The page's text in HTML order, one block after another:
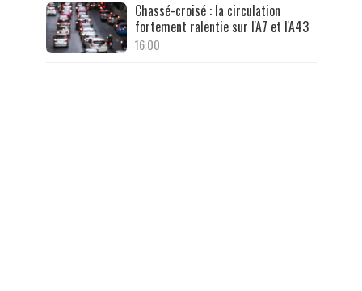
Chassé-croisé : la circulation
fortement ralentie sur l'A7 et l'A43
16:00